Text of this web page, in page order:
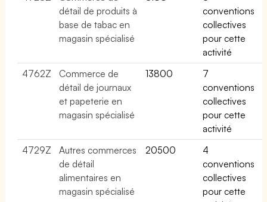
détail de produits à
base de tabac en
magasin spécialisé
conventions
collectives
pour cette
activité
4762Z
Commerce de
détail de journaux
et papeterie en
magasin spécialisé
13800
7
conventions
collectives
pour cette
activité
4729Z
Autres commerces
de détail
alimentaires en
magasin spécialisé
20500
4
conventions
collectives
pour cette